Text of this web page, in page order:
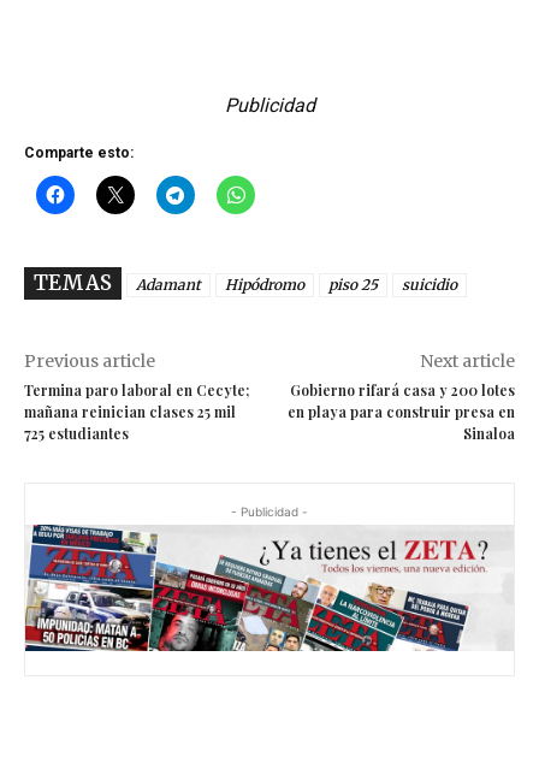
Publicidad
Comparte esto:
TEMAS Adamant Hipódromo piso 25 suicidio
Previous article
Termina paro laboral en Cecyte;
mañana reinician clases 25 mil
725 estudiantes
Next article
Gobierno rifará casa y 200 lotes
en playa para construir presa en
Sinaloa
- Publicidad -